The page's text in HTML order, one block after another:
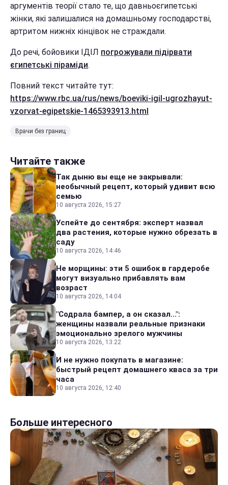
аргументів теорії стало те, що давньоєгипетські
жінки, які залишалися на домашньому господарстві,
артритом нижніх кінцівок не страждали.
До речі, бойовики ІДІЛ погрожували підірвати
єгипетські піраміди.
Повний текст читайте тут:
https://www.rbc.ua/rus/news/boeviki-igil-ugrozhayut-
vzorvat-egipetskie-1465393913.html
Врачи без границ
Читайте также
Так дыню вы еще не закрывали:
необычный рецепт, который удивит всю
семью
10 августа 2026, 15:27
Успейте до сентября: эксперт назвал
два растения, которые нужно обрезать в
саду
10 августа 2026, 14:46
Не морщины: эти 5 ошибок в гардеробе
могут визуально прибавлять вам
возраст
10 августа 2026, 14:04
"Содрала бампер, а он сказал...":
женщины назвали реальные признаки
эмоционально зрелого мужчины
10 августа 2026, 13:22
И не нужно покупать в магазине:
быстрый рецепт домашнего кваса за три
часа
10 августа 2026, 12:40
Больше интересного